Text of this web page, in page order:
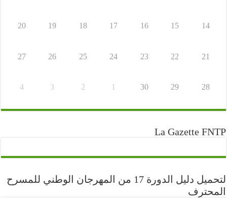
14
15
16
17
18
19
20
21
22
23
24
25
26
27
28
29
30
1
2
3
4
La Gazette FNTP
لتحميل دليل الدورة 17 من المهرجان الوطني للمسرح
المحترف